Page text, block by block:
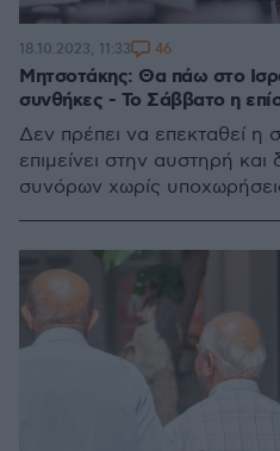
Μητσοτάκης: Θα πάω στο
συνθήκες - Το Σάββατο η
Δεν πρέπει να επεκταθεί
επιμείνει στην αυστηρή και
συνόρων χωρίς
18.10.2023, 11:33 46